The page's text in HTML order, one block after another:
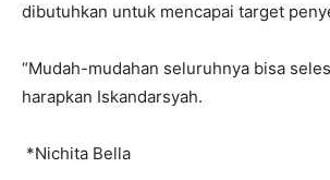
dibutuhkan untuk mencapai target
“Mudah-mudahan seluruhnya bisa
harapkan Iskandarsyah.
*Nichita Bella